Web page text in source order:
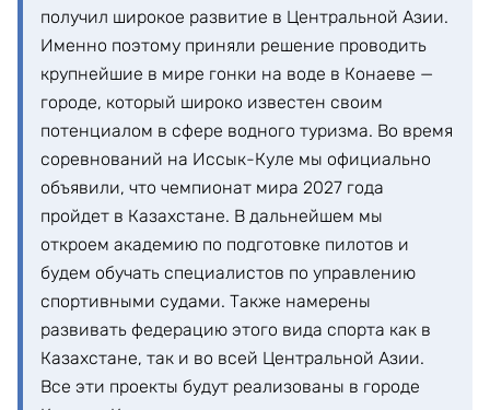
получил широкое развитие в Центральной Азии.
Именно поэтому приняли решение проводить
крупнейшие в мире гонки на воде в Конаеве —
городе, который широко известен своим
потенциалом в сфере водного туризма. Во время
соревнований на Иссык-Куле мы официально
объявили, что чемпионат мира 2027 года
пройдет в Казахстане. В дальнейшем мы
откроем академию по подготовке пилотов и
будем обучать специалистов по управлению
спортивными судами. Также намерены
развивать федерацию этого вида спорта как в
Казахстане, так и во всей Центральной Азии.
Все эти проекты будут реализованы в городе